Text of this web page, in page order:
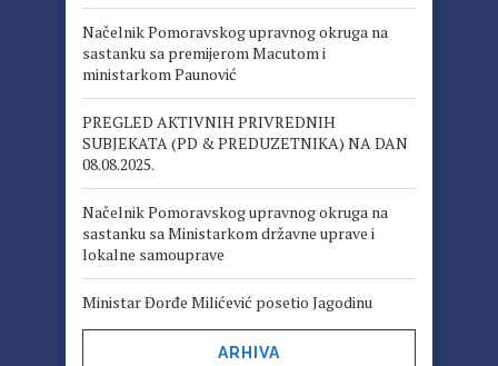
Načelnik Pomoravskog upravnog okruga na
sastanku sa premijerom Macutom i
ministarkom Paunović
PREGLED AKTIVNIH PRIVREDNIH
SUBJEKATA (PD & PREDUZETNIKA) NA DAN
08.08.2025.
Načelnik Pomoravskog upravnog okruga na
sastanku sa Ministarkom državne uprave i
lokalne samouprave
Ministar Đorđe Milićević posetio Jagodinu
ARHIVA